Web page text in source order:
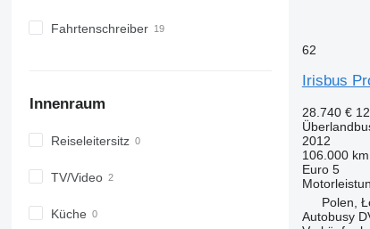
Fahrtenschreiber
Innenraum
Reiseleitersitz
TV/Video
Küche
62
Irisbus
28.740 €
2012
106.000 km
Euro 5
Polen,
Autobusy